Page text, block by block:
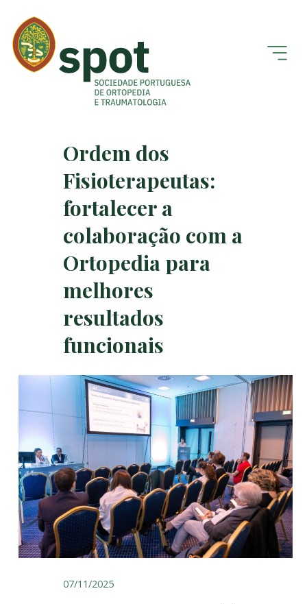
Ordem dos
Fisioterapeutas:
fortalecer a
colaboração com a
Ortopedia para
melhores
resultados
funcionais
07/11/2025